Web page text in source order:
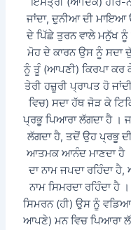
ਜਾਂਦਾ, ਦੁਨੀਆ ਦੀ
ਦੇ ਪਿੱਛੇ ਤੁਰਨ ਵਾਲੇ ਮਨੁੱਖ
ਮੋਹ ਦੇ ਕਾਰਨ ਉਸ ਨੂੰ ਸਦਾ
ਨੂੰ ਤੂੰ (ਆਪਣੀ) ਕਿਰਪਾ ਕਰ
ਤੇਰੀ ਹਜ਼ੂਰੀ ਪ੍ਰਾਪਤ ਹੋ
ਵਿਚ) ਸਦਾ ਹੱਥ ਜੋੜ ਕੇ
ਪ੍ਰਭੂ ਪਿਆਰਾ ਲੱਗਦਾ ਹੈ ।
ਲੱਗਦਾ ਹੈ, ਤਦੋਂ ਉਹ ਪ੍ਰਭੂ
ਆਤਮਕ ਆਨੰਦ ਮਾਣਦਾ ਹੈ
ਦਾ ਨਾਮ ਜਪਦਾ ਰਹਿੰਦਾ
ਨਾਮ ਸਿਮਰਦਾ ਰਹਿੰਦਾ ਹੈ
ਸਿਮਰਨ (ਹੀ) ਉਸ ਨੂੰ
ਆਪਣੇ) ਮਨ ਵਿਚ ਪਿਆਰਾ